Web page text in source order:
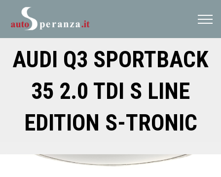
session.LCID = 1033
AUDI Q3 SPORTBACK
35 2.0 TDI S LINE
EDITION S-TRONIC